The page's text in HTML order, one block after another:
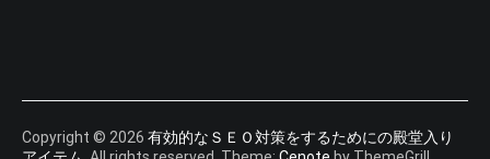
Copyright © 2026 有効的なＳＥＯ対策をするためにの殿堂入り